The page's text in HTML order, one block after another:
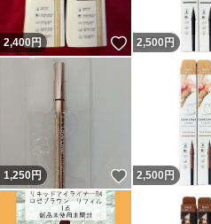
2,400円 いいね！
2,500 円
1,250円 いいね！
2,500 円